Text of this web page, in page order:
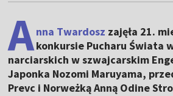
Anna Twardosz zajęła 21.
konkursie Pucharu Świata
narciarskich w szwajcarskim
Japonka Nozomi Maruyama,
Prevc i Norweżką Anną Odine